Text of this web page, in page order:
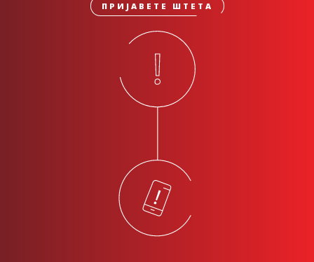
ПРИЈАВЕТЕ ШТЕТА